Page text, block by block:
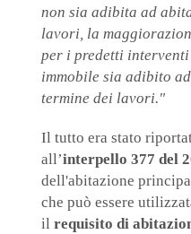
non sia adibita ad
lavori, la
per i predetti interventi
immobile sia adibito
termine dei lavori."
Il tutto era stato
all’interpello 377 del
dell'abitazione
che può essere
il requisito di